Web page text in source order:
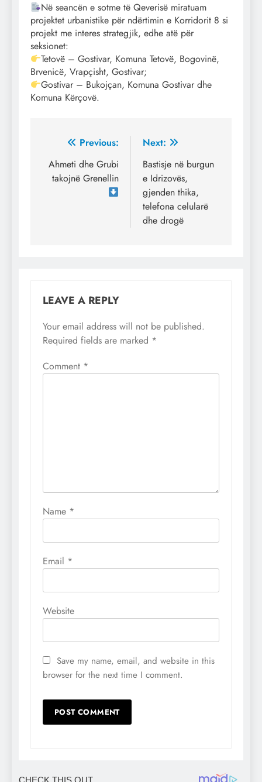
Në seancën e sotme të Qeverisë miratuam
projektet urbanistike për ndërtimin e Korridorit 8 si
projekt me interes strategjik, edhe atë për
seksionet:
Tetovë – Gostivar, Komuna Tetovë, Bogovinë,
Brvenicë, Vrapçisht, Gostivar;
Gostivar – Bukojçan, Komuna Gostivar dhe
Komuna Kërçovë.
Post
navigation
Previous:
Ahmeti dhe Grubi
takojnë Grenellin
Next:
Bastisje në burgun
e Idrizovës,
gjenden thika,
telefona celularë
dhe drogë
LEAVE A REPLY
Your email address will not be published.
Required fields are marked *
Comment *
Name *
Email *
Website
Save my name, email, and website in this
browser for the next time I comment.